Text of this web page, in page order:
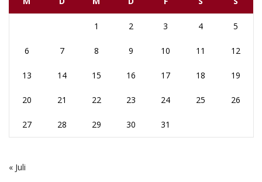
1 2 3 4 5
6 7 8 9 10 11 12
13 14 15 16 17 18 19
20 21 22 23 24 25 26
27 28 29 30 31
« Juli